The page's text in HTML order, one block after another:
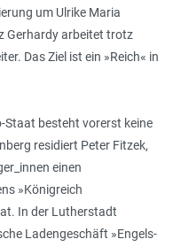
um Ulrike Maria
Gerhardy arbeitet trotz
Das Ziel ist ein »Reich« in
Staat be­steht vorerst keine
residiert Peter Fitzek,
einen
»Königreich
In der Lutherstadt
Ladengeschäft »Engels­